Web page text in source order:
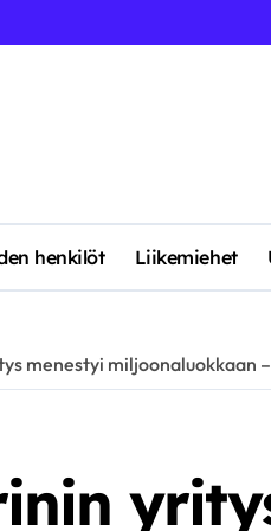
henkilöt Liikemiehet
menestyi